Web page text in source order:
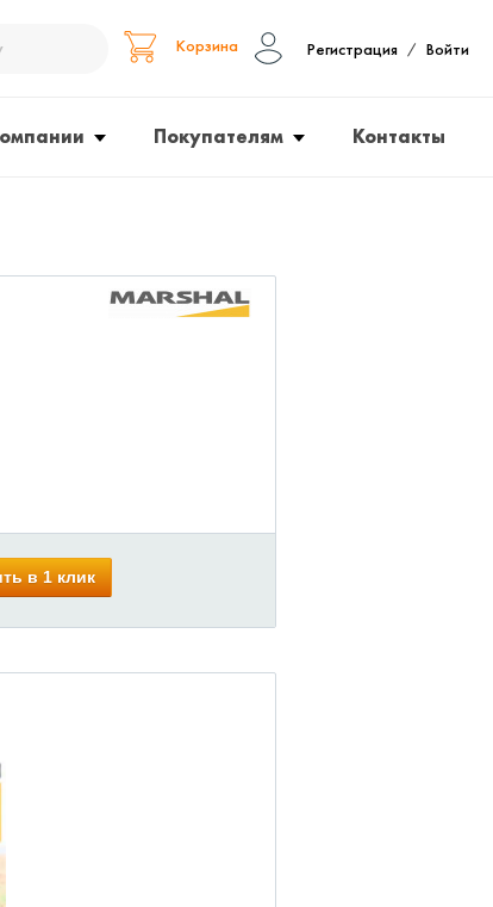
Корзина Регистрация / Войти
Покупателям Контакты
в 1 клик